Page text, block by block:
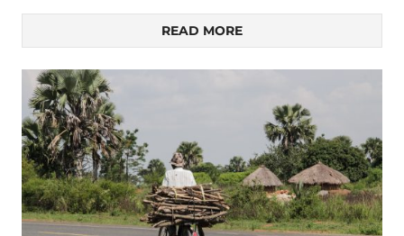
READ MORE